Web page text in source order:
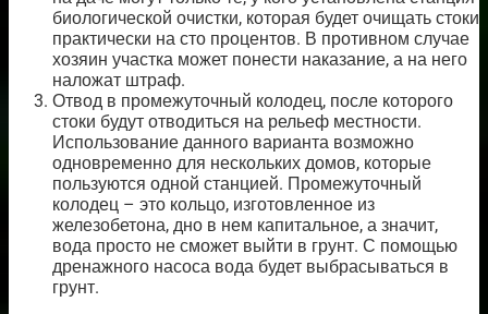
биологической очистки, которая будет очищать стоки
практически на сто процентов. В противном случае
хозяин участка может понести наказание, а на него
наложат штраф.
Отвод в промежуточный колодец, после которого
стоки будут отводиться на рельеф местности.
Использование данного варианта возможно
одновременно для нескольких домов, которые
пользуются одной станцией. Промежуточный
колодец – это кольцо, изготовленное из
железобетона, дно в нем капитальное, а значит,
вода просто не сможет выйти в грунт. С помощью
дренажного насоса вода будет выбрасываться в
грунт.